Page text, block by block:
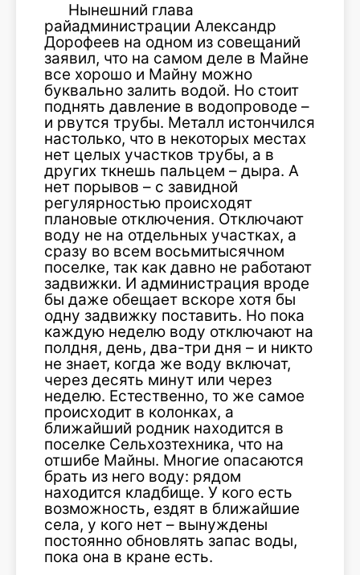
Нынешний глава
райадминистрации Александр
Дорофеев на одном из совещаний
заявил, что на самом деле в Майне
все хорошо и Майну можно
буквально залить водой. Но стоит
поднять давление в водопроводе –
и рвутся трубы. Металл истончился
настолько, что в некоторых местах
нет целых участков трубы, а в
других ткнешь пальцем – дыра. А
нет порывов – с завидной
регулярностью происходят
плановые отключения. Отключают
воду не на отдельных участках, а
сразу во всем восьмитысячном
поселке, так как давно не работают
задвижки. И администрация вроде
бы даже обещает вскоре хотя бы
одну задвижку поставить. Но пока
каждую неделю воду отключают на
полдня, день, два-три дня – и никто
не знает, когда же воду включат,
через десять минут или через
неделю. Естественно, то же самое
происходит в колонках, а
ближайший родник находится в
поселке Сельхозтехника, что на
отшибе Майны. Многие опасаются
брать из него воду: рядом
находится кладбище. У кого есть
возможность, ездят в ближайшие
села, у кого нет – вынуждены
постоянно обновлять запас воды,
пока она в кране есть.